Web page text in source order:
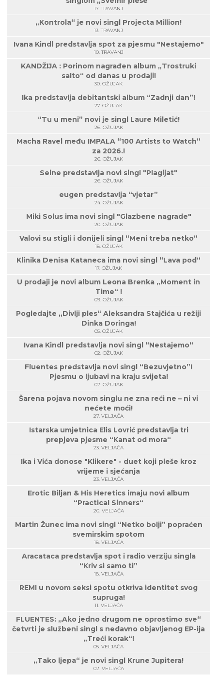
17. TRAVANJ
„Kontrola“ je novi singl Projecta Million!
13. TRAVANJ
Ivana Kindl predstavlja spot za pjesmu "Nestajemo"
10. TRAVANJ
KANDŽIJA : Porinom nagrađen album „Trostruki
salto“ od danas u prodaji!
30. OŽUJAK
Ika predstavlja debitantski album “Zadnji dan”!
27. OŽUJAK
“Tu u meni” novi je singl Laure Miletić!
26. OŽUJAK
Macha Ravel među IMPALA “100 Artists to Watch”
za 2026.!
26. OŽUJAK
Seine predstavlja novi singl "Plagijat"
26. OŽUJAK
eugen predstavlja “vjetar”
24. OŽUJAK
Miki Solus ima novi singl "Glazbene nagrade"
20. OŽUJAK
Valovi su stigli i donijeli singl “Meni treba netko”
18. OŽUJAK
Klinika Denisa Kataneca ima novi singl “Lava pod“
17. OŽUJAK
U prodaji je novi album Leona Brenka „Moment in
Time“ !
09. OŽUJAK
Pogledajte „Divlji ples“ Aleksandra Stajčića u režiji
Dinka Doringa!
05. OŽUJAK
Ivana Kindl predstavlja novi singl “Nestajemo“
02. OŽUJAK
Fluentes predstavlja novi singl “Bezuvjetno”!
Pjesmu o ljubavi na kraju svijeta!
02. OŽUJAK
Šarena pojava novom singlu ne zna reći ne – ni vi
nećete moći!
27. VELJAČA
Istarska umjetnica Elis Lovrić predstavlja tri
prepjeva pjesme “Kanat od mora“
23. VELJAČA
Ika i Vića donose "Klikere" - duet koji pleše kroz
vrijeme i sjećanja
23. VELJAČA
Erotic Biljan & His Heretics imaju novi album
“Practical Sinners“
20. VELJAČA
Martin Žunec ima novi singl “Netko bolji” popraćen
svemirskim spotom
18. VELJAČA
Aracataca predstavlja spot i radio verziju singla
“Kriv si samo ti”
18. VELJAČA
REMI u novom seksi spotu otkriva identitet svog
supruga!
11. VELJAČA
FLUENTES: „Ako jedno drugom ne oprostimo sve“
četvrti je službeni singl s nedavno objavljenog EP-ija
„Treći korak“!
05. VELJAČA
„Tako ljepa“ je novi singl Krune Jupitera!
02. VELJAČA